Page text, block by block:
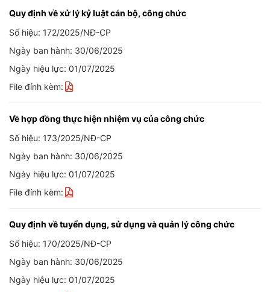
Quy định về xử lý kỷ luật cán bộ, công chức
Số hiệu: 172/2025/NĐ-CP
Ngày ban hành: 30/06/2025
Ngày hiệu lực: 01/07/2025
File đính kèm:
Về hợp đồng thực hiện nhiệm vụ của công chức
Số hiệu: 173/2025/NĐ-CP
Ngày ban hành: 30/06/2025
Ngày hiệu lực: 01/07/2025
File đính kèm:
Quy định về tuyển dụng, sử dụng và quản lý công chức
Số hiệu: 170/2025/NĐ-CP
Ngày ban hành: 30/06/2025
Ngày hiệu lực: 01/07/2025